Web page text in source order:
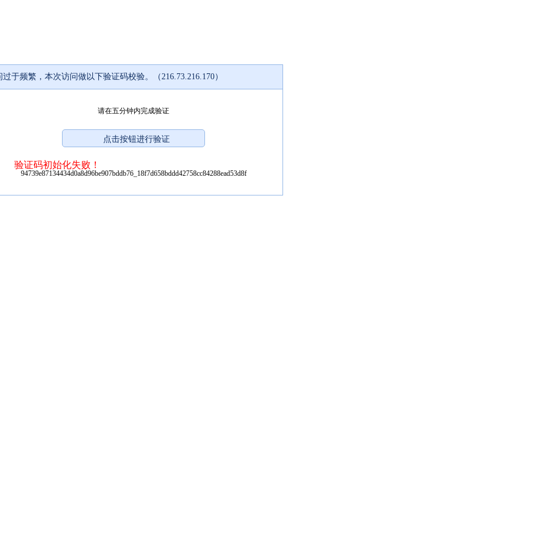
过于频繁，本次访问做以下验证码校验。（216.73.216.170）
请在五分钟内完成验证
验证码初始化失败！
94739e87134434d0a8d96be907bddb76_18f7d658bddd42758cc84288ead53d8f